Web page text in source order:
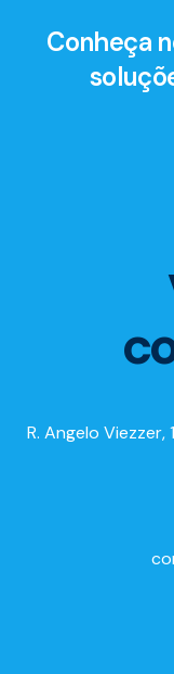
Conheça
R. Angelo Viezzer,